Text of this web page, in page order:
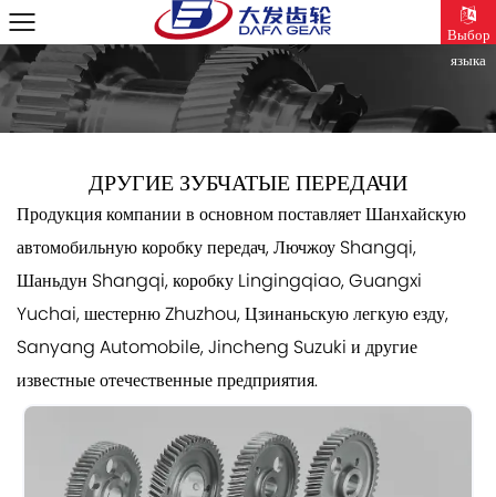
Выбор
языка
ДРУГИЕ ЗУБЧАТЫЕ ПЕРЕДАЧИ
Продукция компании в основном поставляет Шанхайскую
автомобильную коробку передач, Лючжоу Shangqi,
Шаньдун Shangqi, коробку Lingingqiao, Guangxi
Yuchai, шестерню Zhuzhou, Цзинаньскую легкую езду,
Sanyang Automobile, Jincheng Suzuki и другие
известные отечественные предприятия.